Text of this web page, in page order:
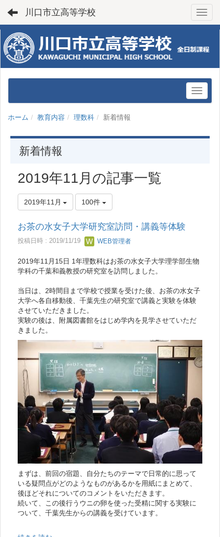
川口市立高等学校
ホーム 教育内容 理数科 新着情報
新着情報
2019年11月の記事一覧
2019年11月 100件
お茶の水女子大学研究室訪問・講義等体験
投稿日時 : 2019/11/19 WEB管理者
2019年11月15日 1年理数科はお茶の水女子大学理学部生物
学科の千葉和義教授の研究室を訪問しました。
当日は、2時間目まで学校で授業を受けた後、お茶の水女子
大学へ各自移動後、千葉先生の研究室で講義と実験を体験
させていただきました。
実験の後は、附属図書館をはじめ学内を見学させていただ
きました。
まずは、前回の宿題、自分たちのテーマで日常的に思って
いる疑問点がどのようなものがあるかを用紙にまとめて、
後ほどそれについてのコメントをいただきます。
続いて、この後行うウニの卵を使った受精に関する実験に
ついて、千葉先生からの講義を受けています。